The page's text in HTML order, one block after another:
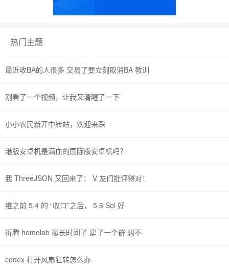
热门主题
最近收BA的人很多 交易了要立刻取消BA 教训
刚看了一个视频，让我又清醒了一下
小小农民新开中转站，欢迎来踩
港版安卓机是满血的国际版安卓机吗？
我 ThreeJSON 又回来了： V 友们批评得对！
继之前 5.4 的 “收口”之后， 5.6 Sol 好
折腾 homelab 挺长时间了 建了一个群 想不
codex 打开风扇狂转怎么办